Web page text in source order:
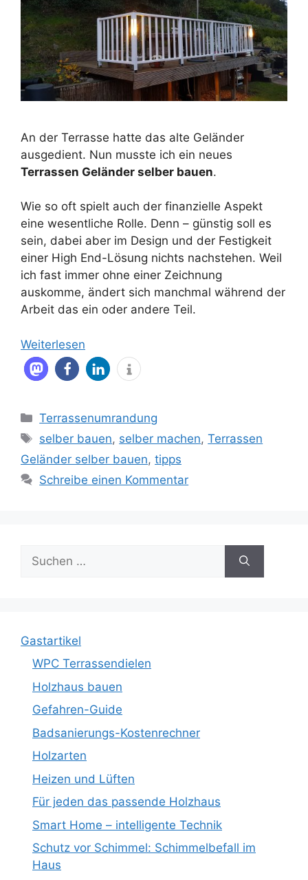
An der Terrasse hatte das alte Geländer
ausgedient. Nun musste ich ein neues
Terrassen Geländer selber bauen.
Wie so oft spielt auch der finanzielle Aspekt
eine wesentliche Rolle. Denn – günstig soll es
sein, dabei aber im Design und der Festigkeit
einer High End-Lösung nichts nachstehen. Weil
ich fast immer ohne einer Zeichnung
auskomme, ändert sich manchmal während der
Arbeit das ein oder andere Teil.
Weiterlesen
Kategorien
Terrassenumrandung
Schlagwörter
selber bauen, selber machen,Terrassen
Geländer selber bauen, tipps
Schreibe einen Kommentar
nach:
Gastartikel
WPC Terrassendielen
Holzhaus bauen
Gefahren-Guide
Badsanierungs-Kostenrechner
Holzarten
Heizen und Lüften
Für jeden das passende Holzhaus
Smart Home – intelligente Technik
Schutz vor Schimmel: Schimmelbefall im
Haus